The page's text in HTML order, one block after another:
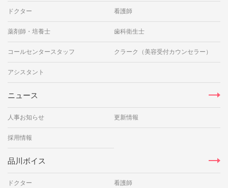
ドクター 看護師
薬剤師・培養士 歯科衛生士
コールセンタースタッフ クラーク（美容受付カウンセラー）
アシスタント
ニュース
人事お知らせ 更新情報
採用情報
品川ボイス
ドクター 看護師